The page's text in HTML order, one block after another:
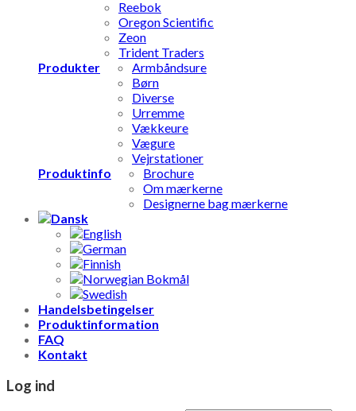
Reebok
Oregon Scientific
Zeon
Trident Traders
Produkter
Armbåndsure
Børn
Diverse
Urremme
Vækkeure
Vægure
Vejrstationer
Produktinfo
Brochure
Om mærkerne
Designerne bag mærkerne
Handelsbetingelser
Produktinformation
FAQ
Kontakt
Log ind